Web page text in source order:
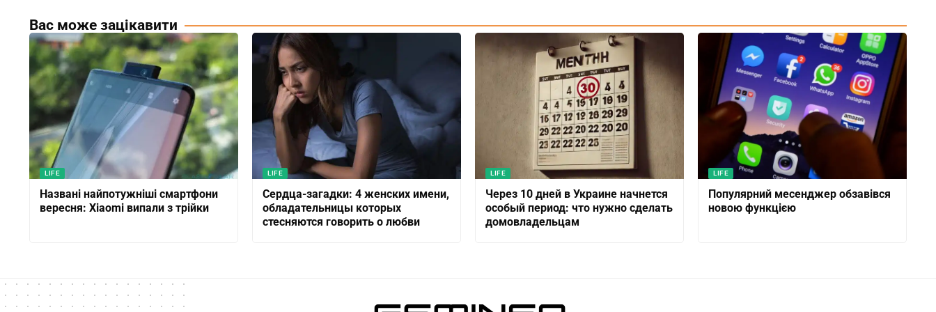
Вас може зацікавити
LIFE
Названі найпотужніші смартфони
вересня: Xiaomi випали з трійки
LIFE
Сердца-загадки: 4 женских имени,
обладательницы которых
стесняются говорить о любви
LIFE
Через 10 дней в Украине начнется
особый период: что нужно сделать
домовладельцам
LIFE
Популярний месенджер обзавівся
новою функцією